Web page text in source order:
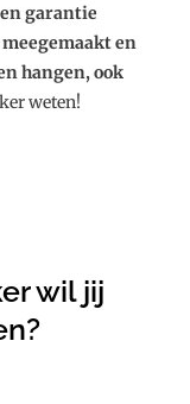
garantie
en
hangen, ook
weten!
wil jij